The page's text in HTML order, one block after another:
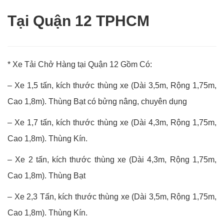
Tại Quận 12 TPHCM
* Xe Tải Chở Hàng tại Quận 12 Gồm Có:
– Xe 1,5 tấn, kích thước thùng xe (Dài 3,5m, Rộng 1,75m,
Cao 1,8m). Thùng Bạt có bửng nâng, chuyên dụng
– Xe 1,7 tấn, kích thước thùng xe (Dài 4,3m, Rộng 1,75m,
Cao 1,8m). Thùng Kín.
– Xe 2 tấn, kích thước thùng xe (Dài 4,3m, Rộng 1,75m,
Cao 1,8m). Thùng Bạt
– Xe 2,3 Tấn, kích thước thùng xe (Dài 3,5m, Rộng 1,75m,
Cao 1,8m). Thùng Kín.